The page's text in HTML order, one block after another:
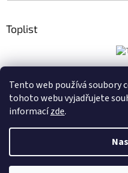
Tento web používá soubory
tohoto webu vyjadřujete
informacízde.
Toplist
Tiskoteka.cz